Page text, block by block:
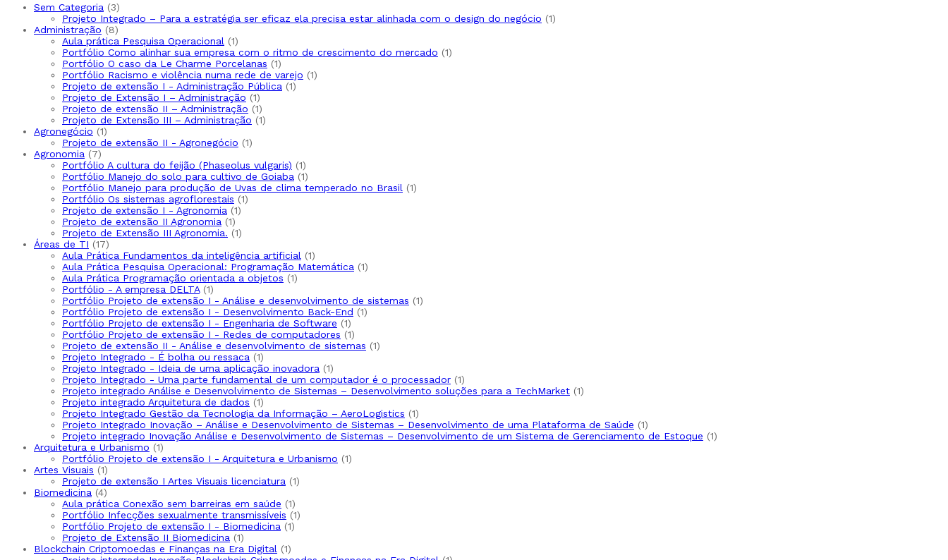
Sem Categoria 33
produtos
Projeto Integrado – Para a estratégia ser eficaz ela precisa estar alinhada com o design do negócio 11
Administração 88
produtos
Aula prática Pesquisa Operacional 11
produto
Portfólio Como alinhar sua empresa com o ritmo de crescimento do mercado 11
Portfólio O caso da Le Charme Porcelanas 11
produto
Portfólio Racismo e violência numa rede de varejo 11
Projeto de extensão I - Administração Pública 11
Projeto de Extensão I – Administração 11
produto
Projeto de extensão II – Administração 11
produto
Projeto de Extensão III – Administração 11
Agronegócio 11
produto
Projeto de extensão II - Agronegócio 11
Agronomia 77
produtos
Portfólio A cultura do feijão (Phaseolus vulgaris) 11
produto
Portfólio Manejo do solo para cultivo de Goiaba 11
produto
Portfólio Manejo para produção de Uvas de clima temperado no Brasil 11
Portfólio Os sistemas agroflorestais 11
Projeto de extensão I - Agronomia 11
Projeto de extensão II Agronomia 11
produto
Projeto de Extensão III Agronomia. 11
Áreas de TI 1717
produtos
Aula Prática Fundamentos da inteligência artificial 11
produto
Aula Prática Pesquisa Operacional: Programação Matemática 11
Aula Prática Programação orientada a objetos 11
Portfólio - A empresa DELTA 11
produto
Portfólio Projeto de extensão I - Análise e desenvolvimento de sistemas 11
Portfólio Projeto de extensão I - Desenvolvimento Back-End 11
Portfólio Projeto de extensão I - Engenharia de Software 11
produto
Portfólio Projeto de extensão I - Redes de computadores 11
produto
Projeto de extensão II - Análise e desenvolvimento de sistemas 11
Projeto Integrado - É bolha ou ressaca 11
produto
Projeto Integrado - Ideia de uma aplicação inovadora 11
produto
Projeto Integrado - Uma parte fundamental de um computador é o processador 11
produto
Projeto integrado Análise e Desenvolvimento de Sistemas – Desenvolvimento soluções para a TechMarket 11
Projeto integrado Arquitetura de dados 11
produto
Projeto Integrado Gestão da Tecnologia da Informação – AeroLogistics 11
produto
Projeto Integrado Inovação – Análise e Desenvolvimento de Sistemas – Desenvolvimento de uma Plataforma de Saúde 11
produto
Projeto integrado Inovação Análise e Desenvolvimento de Sistemas – Desenvolvimento de um Sistema de Gerenciamento de Estoque 11
Arquitetura e Urbanismo 11
produto
Portfólio Projeto de extensão I - Arquitetura e Urbanismo 11
Artes Visuais 11
produto
Projeto de extensão I Artes Visuais licenciatura 11
Biomedicina 44
produtos
Aula prática Conexão sem barreiras em saúde 11
produto
Portfólio Infecções sexualmente transmissíveis 11
Portfólio Projeto de extensão I - Biomedicina 11
Projeto de Extensão II Biomedicina 11
produto
Blockchain Criptomoedas e Finanças na Era Digital 11